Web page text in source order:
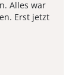
Alles war
Erst jetzt